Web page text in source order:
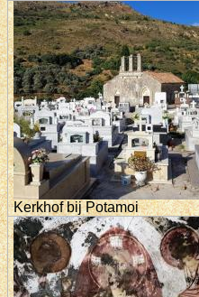
Kerkhof bij Potamoi